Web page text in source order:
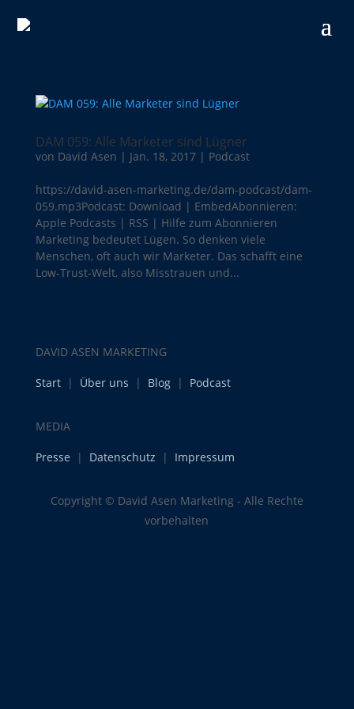
DAM 059: Alle Marketer sind Lügner
von David Asen | Jan. 18, 2017| Podcast
https://david-asen-marketing.de/dam-podcast/dam-
059.mp3Podcast: Download | EmbedAbonnieren:
Apple Podcasts | RSS | Hilfe zum Abonnieren
Marketing bedeutet Lügen. So denken viele
Menschen, oft auch wir Marketer. Das schafft eine
Low-Trust-Welt, also Misstrauen und...
DAVID ASEN MARKETING
Start| Über uns | Blog| Podcast
MEDIA
Presse | Datenschutz | Impressum
Copyright © David Asen Marketing - Alle Rechte
vorbehalten